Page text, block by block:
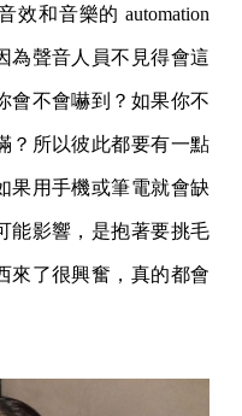
效和音樂的 automation
為聲音人員不見得會這
會不會嚇到？如果你不
？所以彼此都要有一點
果用手機或筆電就會缺
能影響，是抱著要挑毛
來了很興奮，真的都會